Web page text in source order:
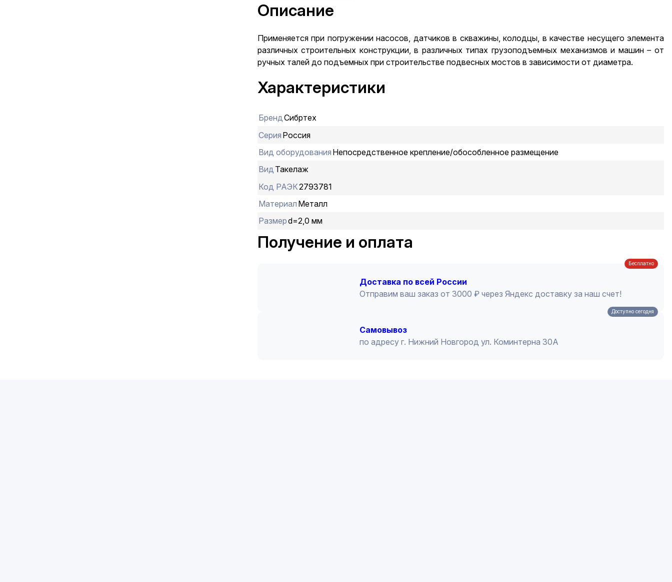
Описание
Применяется при погружении насосов, датчиков в скважины, колодцы, в качестве несущего элемента
различных строительных конструкции, в различных типах грузоподъемных механизмов и машин – от
ручных талей до подъемных при строительстве подвесных мостов в зависимости от диаметра.
Характеристики
БрендСибртех
Серия Россия
Вид оборудования Непосредственное крепление/обособленное размещение
Вид Такелаж
Код РАЭК2793781
Материал Металл
Размерd=2,0 мм
Получение и оплата
Бесплатно
Доставка по всей России
Отправим ваш заказ от 3000 ₽ через Яндекс доставку за наш счет!
Доступно сегодня
Cамовывоз
по адресу г. Нижний Новгород ул. Коминтерна 30А